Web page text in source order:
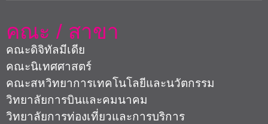
คณะ / สาขา
คณะดิจิทัลมีเดีย
คณะนิเทศศาสตร์
คณะสหวิทยาการเทคโนโลยีและนวัตกรรม
วิทยาลัยการบินและคมนาคม
วิทยาลัยการท่องเที่ยวและการบริการ